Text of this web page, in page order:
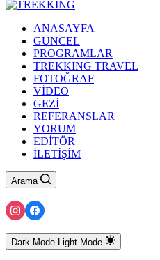
ANASAYFA
GÜNCEL
PROGRAMLAR
TREKKING TRAVEL
FOTOĞRAF
VİDEO
GEZİ
REFERANSLAR
YORUM
EDİTÖR
İLETİŞİM
Arama
Dark Mode Light Mode